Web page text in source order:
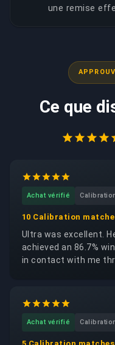
une remise
Ce que
Achat vérifié
10 Calibration
Ultra was excellent.
achieved an 86.7%
in contact with me
Achat vérifié